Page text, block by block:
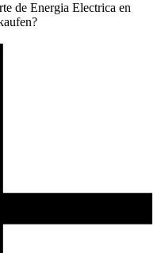
de Energia Electrica en